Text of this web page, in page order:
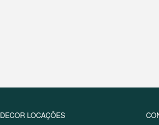
DECOR LOCAÇÕES